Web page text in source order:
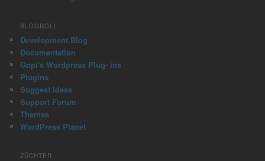
BLOGROLL
Development Blog
Documentation
Gopi's Wordpress Plug- ins
Plugins
Suggest Ideas
Support Forum
Themes
WordPress Planet
ZÜCHTER